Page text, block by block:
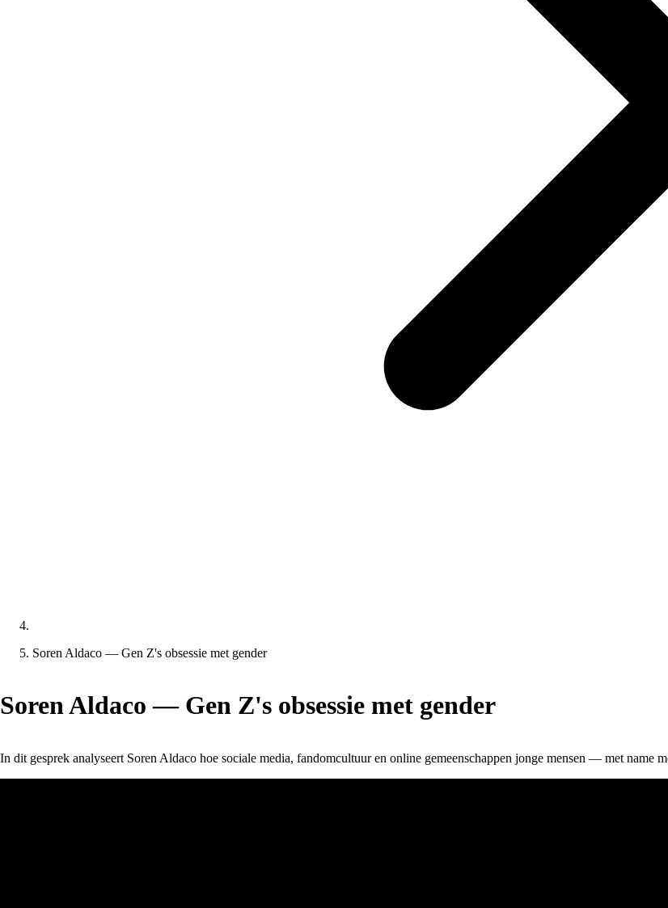
Soren Aldaco — Gen Z's obsessie met gender
Soren Aldaco — Gen Z's obsessie met gender
In dit gesprek analyseert Soren Aldaco hoe sociale media, fandomcultuur en online gemeenschappen jonge mensen — met name